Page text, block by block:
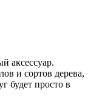
аксессуар.
и сортов дерева,
будет просто в